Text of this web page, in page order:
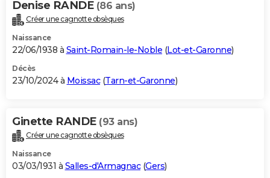
Denise RANDE (86 ans)
Créer une cagnotte obsèques
Naissance
22/06/1938 à Saint-Romain-le-Noble (Lot-et-Garonne)
Décès
23/10/2024 à Moissac(Tarn-et-Garonne)
Ginette RANDE (93 ans)
Créer une cagnotte obsèques
Naissance
03/03/1931 à Salles-d'Armagnac(Gers)